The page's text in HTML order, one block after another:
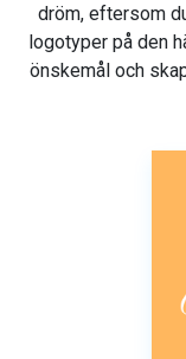
dröm, eftersom
logotyper på den
önskemål och